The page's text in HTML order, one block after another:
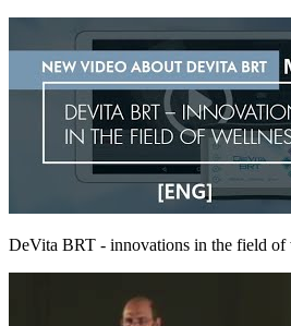
DeVita BRT - innovations in the field